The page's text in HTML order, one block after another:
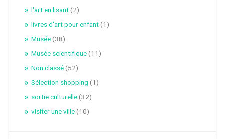
l'art en lisant(2)
livres d'art pour enfant(1)
Musée(38)
Musée scientifique(11)
Non classé(52)
Sélection shopping (1)
sortie culturelle(32)
visiter une ville(10)